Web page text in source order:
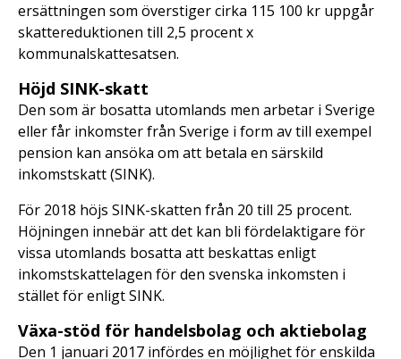
ersättningen som överstiger cirka 115 100 kr uppgår
skattereduktionen till 2,5 procent x
kommunalskattesatsen.
Höjd SINK-skatt
Den som är bosatta utomlands men arbetar i Sverige
eller får inkomster från Sverige i form av till exempel
pension kan ansöka om att betala en särskild
inkomstskatt (SINK).
För 2018 höjs SINK-skatten från 20 till 25 procent.
Höjningen innebär att det kan bli fördelaktigare för
vissa utomlands bosatta att beskattas enligt
inkomstskattelagen för den svenska inkomsten i
stället för enligt SINK.
Växa-stöd för handelsbolag och aktiebolag
Den 1 januari 2017 infördes en möjlighet för enskilda